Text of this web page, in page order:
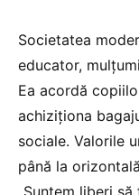
Societatea
educator,
Ea acordă
achiziționa
sociale. Valorile
până la